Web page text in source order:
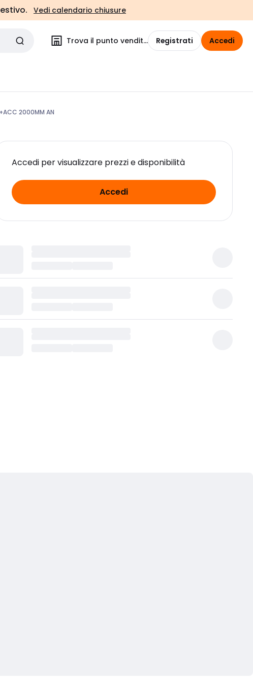
Vedi calendario chiusure
Trova il punto vendita Registrati Accedi
2000MM AN
Accedi per visualizzare prezzi e disponibilità
Accedi